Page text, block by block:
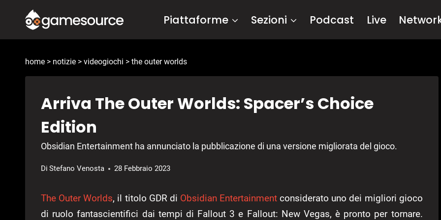
contenuto
Piattaforme Sezioni Podcast Live
home > notizie > videogiochi > the outer worlds
Arriva The Outer Worlds: Spacer’s Choice
Edition
Obsidian Entertainment ha annunciato la pubblicazione di una versione migliorata del gioco.
Di Stefano Venosta 28 Febbraio 2023
The Outer Worlds, il titolo GDR di Obsidian Entertainment considerato uno dei migliori gioco
di ruolo fantascientifici dai tempi di Fallout 3 e Fallout: New Vegas, è pronto per tornare.